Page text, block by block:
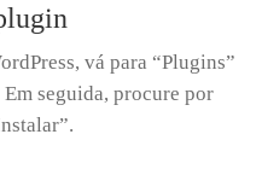
vá para “Plugins”
seguida, procure por